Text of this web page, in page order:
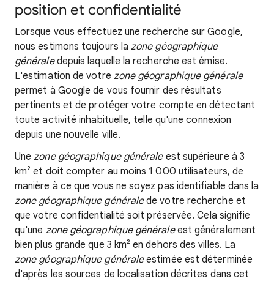
position et confidentialité
Lorsque vous effectuez une recherche sur Google,
nous estimons toujours lazone géographique
généraledepuis laquelle la recherche est émise.
L'estimation de votre zone géographique générale
permet à Google de vous fournir des résultats
pertinents et de protéger votre compte en détectant
toute activité inhabituelle, telle qu'une connexion
depuis une nouvelle ville.
Unezone géographique généraleest supérieure à 3
km² et doit compter au moins 1 000 utilisateurs, de
manière à ce que vous ne soyez pas identifiable dans la
zone géographique généralede votre recherche et
que votre confidentialité soit préservée. Cela signifie
qu'une zone géographique généraleest généralement
bien plus grande que 3 km² en dehors des villes. La
zone géographique généraleestimée est déterminée
d'après les sources de localisation décrites dans cet